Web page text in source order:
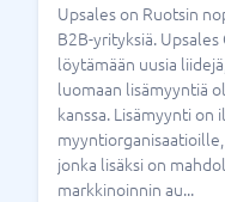
Upsales on Ruotsin
B2B-yrityksiä.
löytämään uusia
luomaan lisämyyntiä
kanssa. Lisämyynti
jonka lisäksi on
markkinoinnin au...